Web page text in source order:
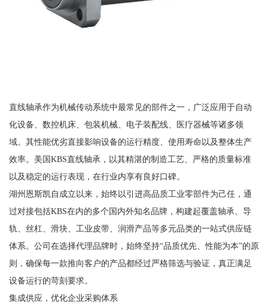
直线轴承作为机械传动系统中最常见的部件之一，广泛应用于自动
化设备、数控机床、包装机械、电子装配线、医疗器械等诸多领
域。其性能优劣直接影响设备的运行精度、使用寿命以及整体生产
效率。美国KBS直线轴承，以其精湛的制造工艺、严格的质量标准
以及稳定的运行表现，在行业内享有良好口碑。
湖州恩斯凯自成立以来，始终以引进高品质工业零部件为己任，通
过对接包括KBS在内的多个国内外知名品牌，构建起覆盖轴承、导
轨、丝杠、滑块、工业皮带、润滑产品等多元品类的一站式供应链
体系。公司在选择代理品牌时，始终坚持“品质优先、性能为本”的原
则，确保每一款推向客户的产品都经过严格筛选与验证，真正满足
设备运行的苛刻要求。
集成供应，优化企业采购体系